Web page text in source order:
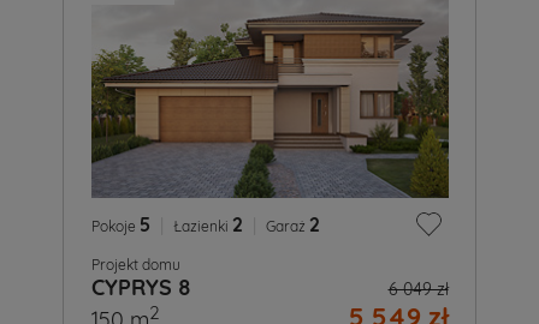
Pokoje 5 Łazienki 2 Garaż 2
Projekt domu
CYPRYS 8 6 049 zł
5 549 zł
2